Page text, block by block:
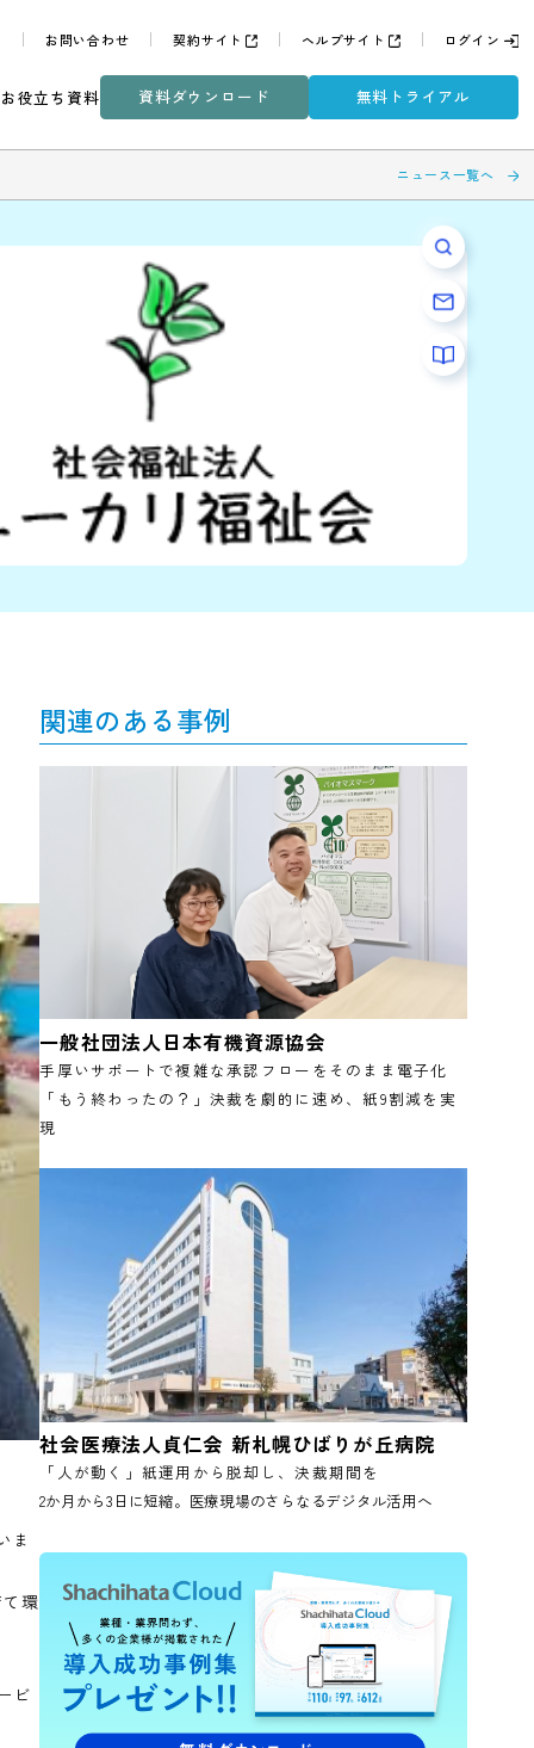
よくある質問 お問い合わせ 契約サイト ヘルプサ
ナーDXコラム お役立ち資料 資料ダウンロード
を運営していま
関連のある事例
手厚いサポートで複雑な承認フローをその
「もう終わったの？」決裁を劇的に速め、
現
社会医療法人貞仁会 新札幌ひばり
「人が動く」紙運用から脱却し、決裁期間
2か月から3日に短縮。医療現場のさらなるデジ